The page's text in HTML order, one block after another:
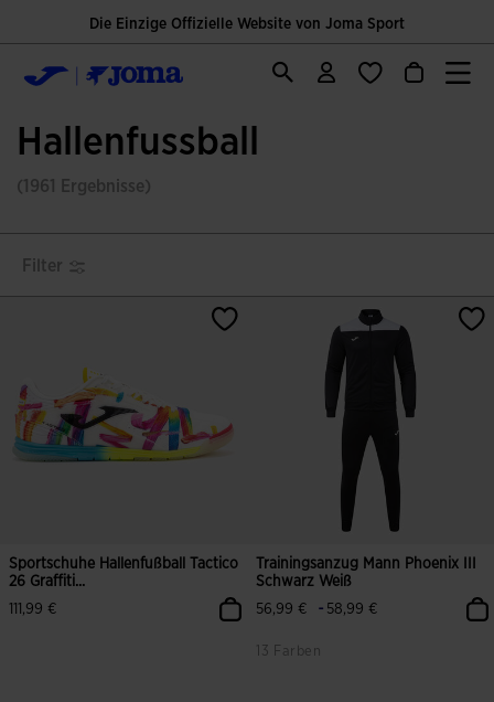
Die Einzige Offizielle Website von Joma Sport
Hallenfussball
(1961 Ergebnisse)
Filter
Sportschuhe Hallenfußball Tactico
26 Graffiti...
111,99 €
Trainingsanzug Mann Phoenix III
Schwarz Weiß
56,99 €
- 58,99 €
13 Farben